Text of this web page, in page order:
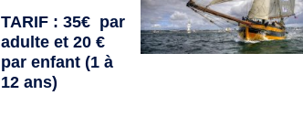
TARIF : 35€ par
adulte et 20 €
par enfant (1 à
12 ans)